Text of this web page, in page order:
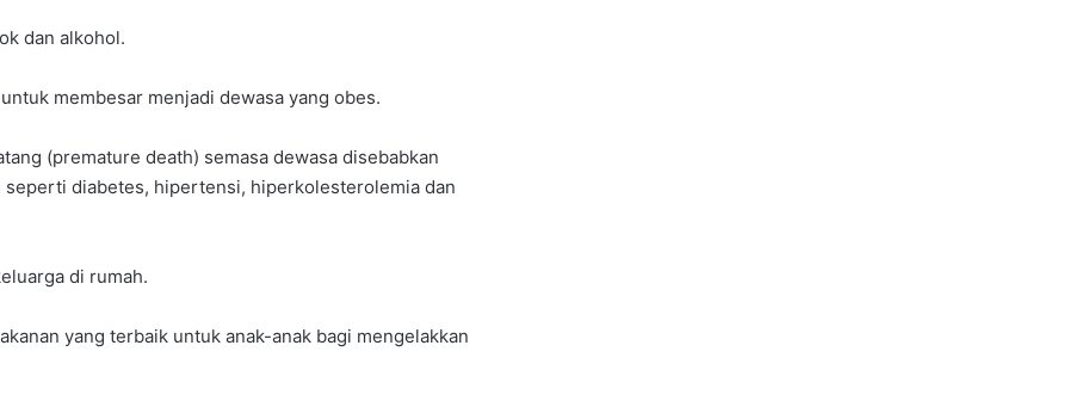
dan alkohol.
membesar menjadi dewasa yang obes.
(premature death) semasa dewasa disebabkan
diabetes, hipertensi, hiperkolesterolemia dan
di rumah.
yang terbaik untuk anak-anak bagi mengelakkan